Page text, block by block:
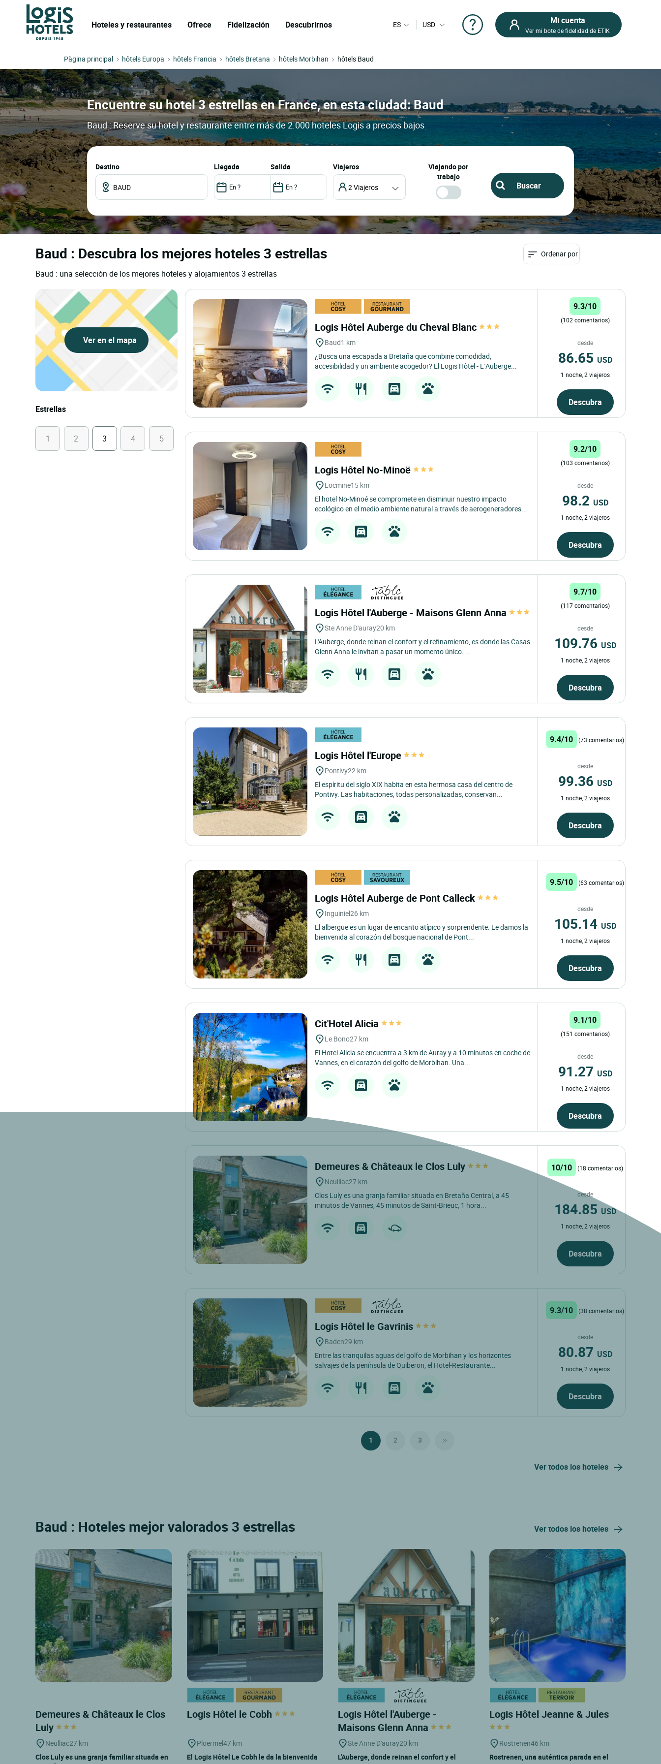
Hoteles y restaurantes Ofrece Fidelización Descubrirnos ES USD Mi cuenta
Ver mi bote de fidelidad de ETIK
Pàgina principal hôtels Europa hôtels Francia hôtels Bretana hôtels Morbihan hôtels Baud
Encuentre su hotel 3 estrellas en France, en esta ciudad: Baud
Baud : Reserve su hotel y restaurante entre más de 2.000 hoteles Logis a precios bajos
Destino llegada salida Viajeros
2 Viajeros
Viajando por
trabajo
Baud : Descubra los mejores hoteles 3 estrellas
Baud : una selección de los mejores hoteles y alojamientos 3 estrellas
Ordenar por
Ver en el mapa
Estrellas
1 2 3 4 5
Logis Hôtel Auberge du Cheval Blanc
Baud1 km
¿Busca una escapada a Bretaña que combine comodidad,
accesibilidad y un ambiente acogedor? El Logis Hôtel - L’Auberge...
9.3/10
(102 comentarios)
desde
86.65 USD
1 noche, 2 viajeros
Descubra
Logis Hôtel No-Minoë
Locmine15 km
El hotel No-Minoé se compromete en disminuir nuestro impacto
ecológico en el medio ambiente natural a través de aerogeneradores...
9.2/10
(103 comentarios)
desde
98.2 USD
1 noche, 2 viajeros
Descubra
Logis Hôtel l'Auberge - Maisons Glenn Anna
Ste Anne D'auray20 km
L'Auberge, donde reinan el confort y el refinamiento, es donde las Casas
Glenn Anna le invitan a pasar un momento único. ...
9.7/10
(117 comentarios)
desde
109.76 USD
1 noche, 2 viajeros
Descubra
Logis Hôtel l'Europe
Pontivy22 km
El espíritu del siglo XIX habita en esta hermosa casa del centro de
Pontivy. Las habitaciones, todas personalizadas, conservan...
9.4/10 (73 comentarios)
desde
99.36 USD
1 noche, 2 viajeros
Descubra
Logis Hôtel Auberge de Pont Calleck
Inguiniel26 km
El albergue es un lugar de encanto atípico y sorprendente. Le damos la
bienvenida al corazón del bosque nacional de Pont...
9.5/10 (63 comentarios)
desde
105.14 USD
1 noche, 2 viajeros
Descubra
Cit'Hotel Alicia
Le Bono27 km
El Hotel Alicia se encuentra a 3 km de Auray y a 10 minutos en coche de
Vannes, en el corazón del golfo de Morbihan. Una...
9.1/10
(151 comentarios)
desde
91.27 USD
1 noche, 2 viajeros
Descubra
Demeures & Châteaux le Clos Luly
Neulliac27 km
Clos Luly es una granja familiar situada en Bretaña Central, a 45
minutos de Vannes, 45 minutos de Saint-Brieuc, 1 hora...
10/10 (18 comentarios)
desde
184.85 USD
1 noche, 2 viajeros
Descubra
Logis Hôtel le Gavrinis
Baden29 km
Entre las tranquilas aguas del golfo de Morbihan y los horizontes
salvajes de la península de Quiberon, el Hotel-Restaurante...
9.3/10 (38 comentarios)
desde
80.87 USD
1 noche, 2 viajeros
Descubra
1 2 3
Ver todos los hoteles
Baud : Hoteles mejor valorados 3 estrellas Ver todos los hoteles
Demeures & Châteaux le Clos
Luly
Neulliac27 km
Clos Luly es una granja familiar situada en
Logis Hôtel le Cobh
Ploermel47 km
El Logis Hôtel Le Cobh le da la bienvenida
Logis Hôtel l'Auberge -
Maisons Glenn Anna
Ste Anne D'auray20 km
L'Auberge, donde reinan el confort y el
Logis Hôtel Jeanne & Jules
Rostrenen46 km
Rostrenen, una auténtica parada en el